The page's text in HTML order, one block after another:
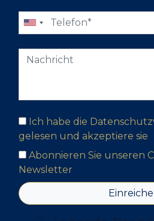
Ich habe die
gelesen und akzeptiere sie
Abonnieren Sie unseren
Newsletter